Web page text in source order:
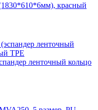
красный
ленточный кольцо